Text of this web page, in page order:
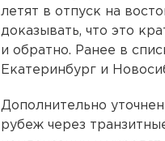
летят в отпуск на
доказывать, что это
и обратно. Ранее в
Екатеринбург и
Дополнительно
рубеж через